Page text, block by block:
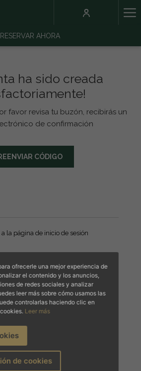
RESERVAR AHORA
ha sido creada
favor revisa tu buzón, recibirás un
de confirmación
CÓDIGO
la página de inicio de sesión
ofrecerle una mejor experiencia de
el contenido y los anuncios,
de redes sociales y analizar
leer más sobre cómo usamos las
controlarlas haciendo clic en
Leer más
de cookies